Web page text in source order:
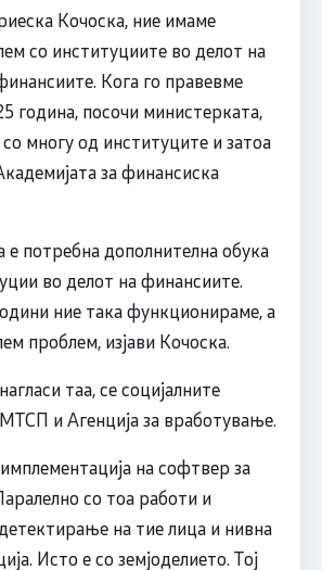
Кочоска, ние имаме
со институциите во делот на
Кога го правевме
година, посочи министерката,
многу од институците и затоа
за финансиска
е потребна дополнителна обука
во делот на финансиите.
ние така функционираме, а
проблем, изјави Кочоска.
таа, се социјалните
и Агенција за вработување.
на софтвер за
со тоа работи и
на тие лица и нивна
Исто е со земјоделието. Тој